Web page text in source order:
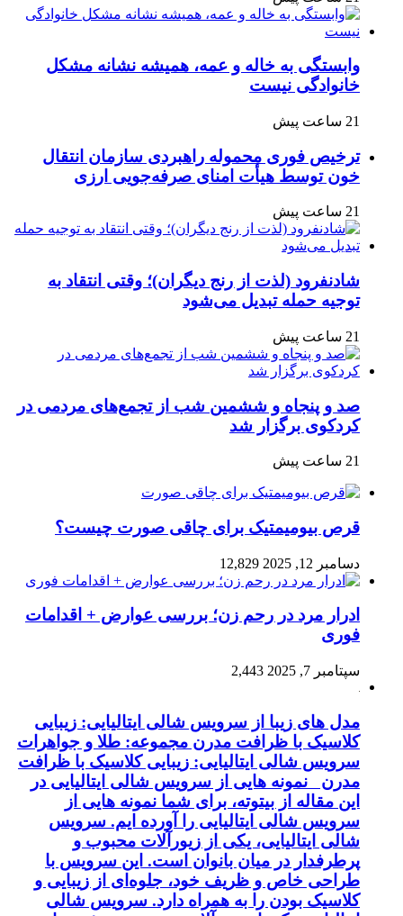
وابستگی به خاله و عمه، همیشه نشانه مشکل
خانوادگی نیست
21 ساعت پیش
ترخیص فوری محموله راهبردی سازمان انتقال
خون توسط هیأت امنای صرفه‌جویی ارزی
21 ساعت پیش
شادنفرود (لذت از رنج دیگران)؛ وقتی انتقاد به
توجیه حمله تبدیل می‌شود
21 ساعت پیش
صد و پنجاه‌ و ششمین شب از تجمع‌های مردمی در
کردکوی برگزار شد
21 ساعت پیش
قرص بیومیمتیک برای چاقی صورت چیست؟
دسامبر 12, 2025 12,829
ادرار مرد در رحم زن؛ بررسی عوارض + اقدامات
فوری
سپتامبر 7, 2025 2,443
مدل های زیبا از سرویس شالی ایتالیایی: زیبایی
کلاسیک با ظرافت مدرن مجموعه: طلا و جواهرات
سرویس شالی ایتالیایی: زیبایی کلاسیک با ظرافت
مدرن نمونه هایی از سرویس شالی ایتالیایی در
این مقاله از بیتوته، برای شما نمونه هایی از
سرویس شالی ایتالیایی را آورده ایم. سرویس
شالی ایتالیایی، یکی از زیورآلات محبوب و
پرطرفدار در میان بانوان است. این سرویس با
طراحی خاص و ظریف خود، جلوه‌ای از زیبایی و
کلاسیک بودن را به همراه دارد. سرویس شالی